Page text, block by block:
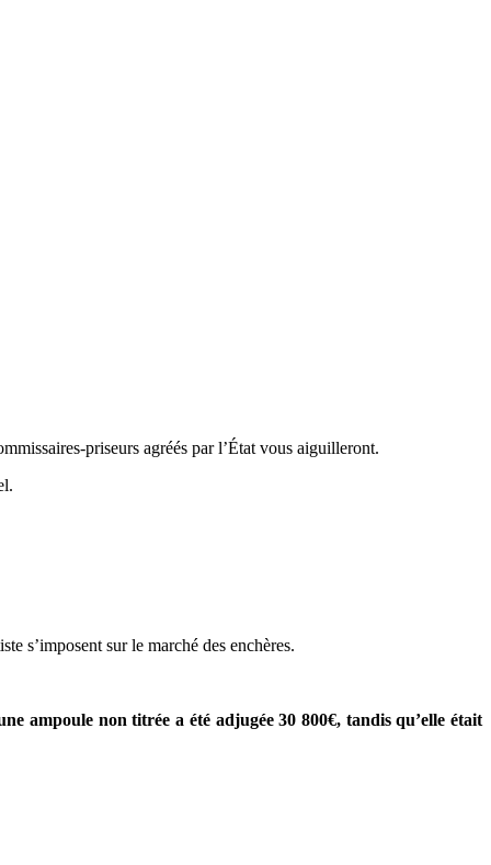
priseurs agréés par l’État vous aiguilleront.
s’imposent sur le marché des enchères.
ampoule non titrée a été adjugée 30 800€, tandis qu’elle était